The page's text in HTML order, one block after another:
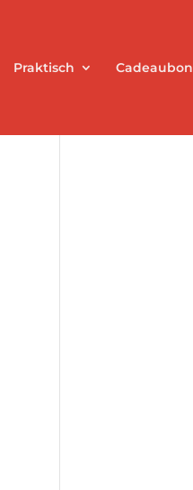
Praktisch Cadeaubon